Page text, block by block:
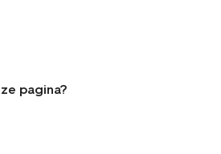
pagina?